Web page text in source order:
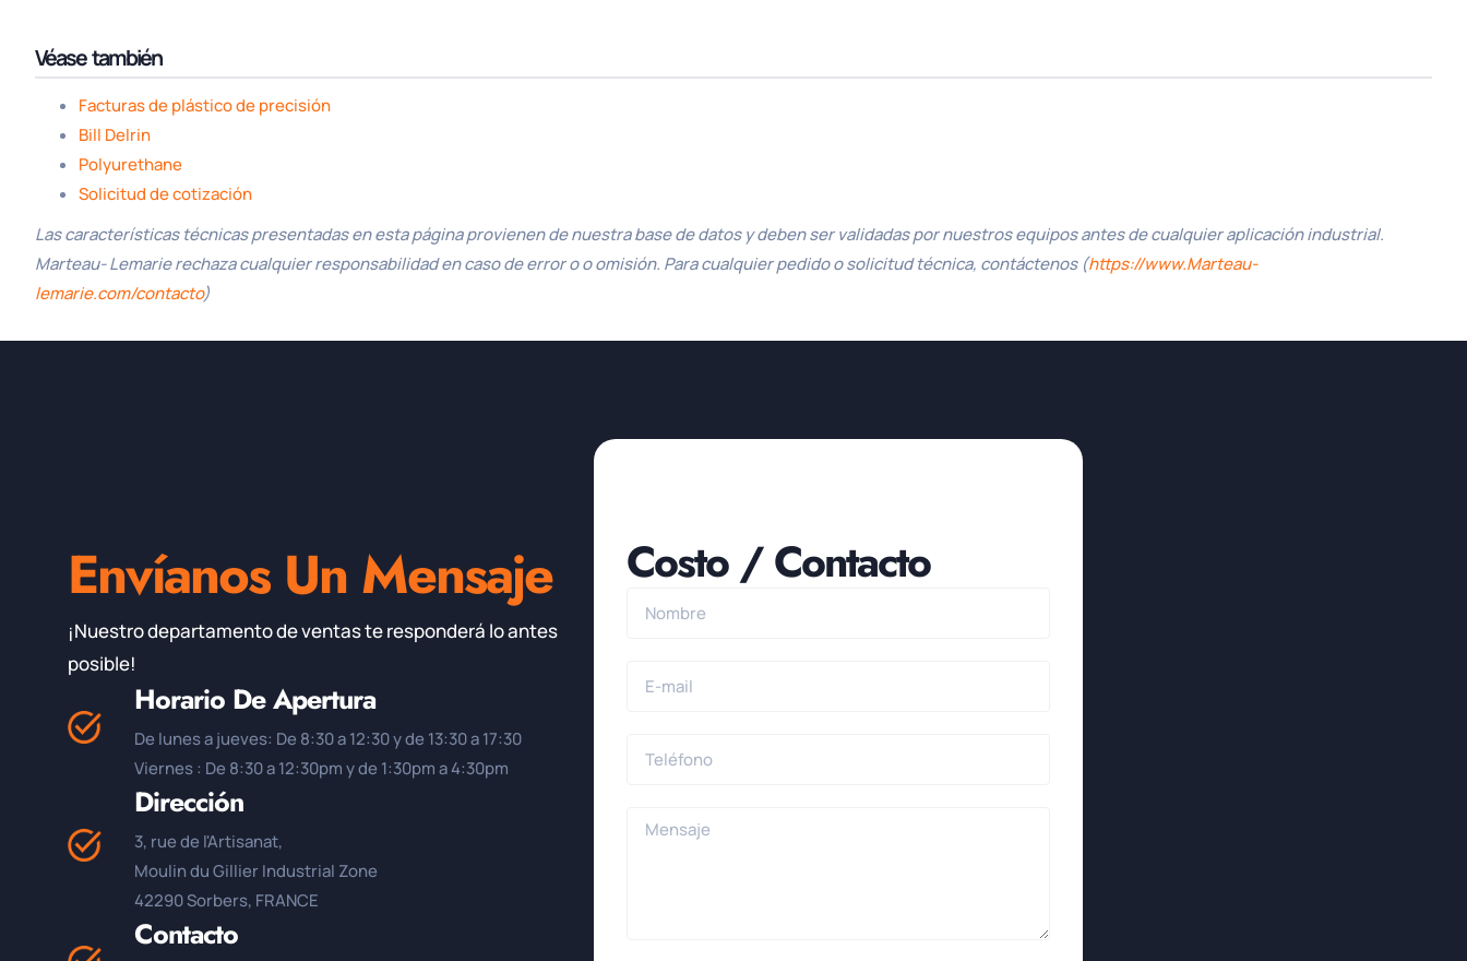
Véase también
Facturas de plástico de precisión
Bill Delrin
Polyurethane
Solicitud de cotización
Las características técnicas presentadas en esta página provienen de nuestra base de datos y deben ser validadas por nuestros equipos antes de cualquier aplicación industrial.
Marteau- Lemarie rechaza cualquier responsabilidad en caso de error o o omisión. Para cualquier pedido o solicitud técnica, contáctenos (https://www.Marteau-
lemarie.com/contacto)
Envíanos Un Mensaje
¡Nuestro departamento de ventas te responderá lo antes
posible!
Horario De Apertura
De lunes a jueves: De 8:30 a 12:30 y de 13:30 a 17:30
Viernes : De 8:30 a 12:30pm y de 1:30pm a 4:30pm
Dirección
3, rue de l'Artisanat,
Moulin du Gillier Industrial Zone
42290 Sorbers, FRANCE
Contacto
Costo / Contacto